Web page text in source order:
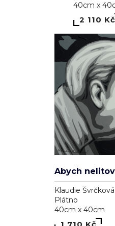
Pozor, koušu
Klaudie Švrčková
Plátno
50cm x 50cm
2 110 Kč